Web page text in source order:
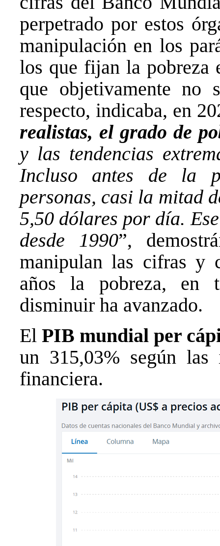
perpetrado por estos
manipulación en los
los que fijan la pobreza
que objetivamente no
respecto, indicaba, en
realistas, el grado de
y las tendencias
Incluso antes de la
personas, casi la mitad
5,50 dólares por día.
desde 1990”,
manipulan las cifras y
años la pobreza, en
disminuir ha avanzado.
ElPIB mundial per
un 315,03% según
financiera.